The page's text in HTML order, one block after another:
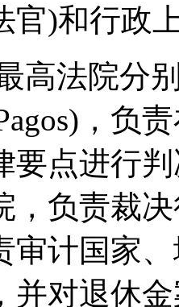
官)和行政
高法院分
，负
要点进行
，负责裁
审计国家
并对退休